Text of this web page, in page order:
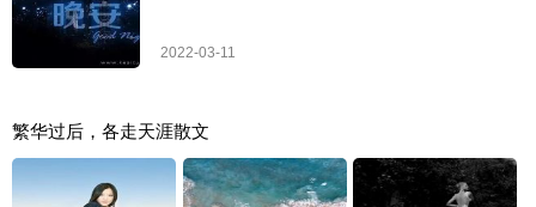
2022-03-11
繁华过后，各走天涯散文